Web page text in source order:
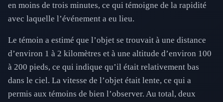
en moins de trois minutes, ce qui témoigne de la rapidité
avec laquelle l’événement a eu lieu.
Le témoin a estimé que l’objet se trouvait à une distance
d’environ 1 à 2 kilomètres et à une altitude d’environ 100
à 200 pieds, ce qui indique qu’il était relativement bas
dans le ciel. La vitesse de l’objet était lente, ce qui a
permis aux témoins de bien l’observer. Au total, deux